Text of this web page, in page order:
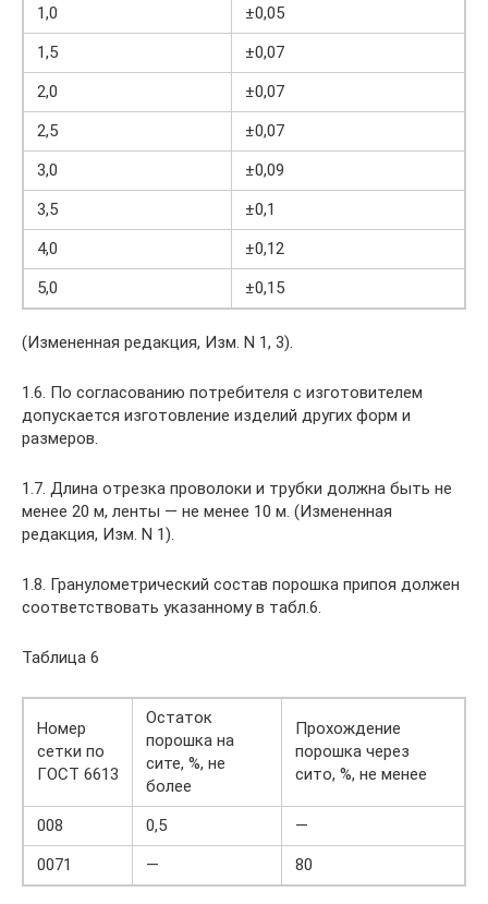
1,0
±0,05
1,5
±0,07
2,0
±0,07
2,5
±0,07
3,0
±0,09
3,5
±0,1
4,0
±0,12
5,0
±0,15
(Измененная редакция, Изм. N 1, 3).
1.6. По согласованию потребителя с изготовителем
допускается изготовление изделий других форм и
размеров.
1.7. Длина отрезка проволоки и трубки должна быть не
менее 20 м, ленты — не менее 10 м. (Измененная
редакция, Изм. N 1).
1.8. Гранулометрический состав порошка припоя должен
соответствовать указанному в табл.6.
Таблица 6
Номер
сетки по
ГОСТ 6613
Остаток
порошка на
сите, %, не
более
Прохождение
порошка через
сито, %, не менее
008 0,5
—
0071
— 80